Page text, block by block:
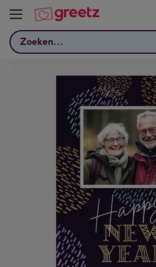
Bekijk meer
Zoeken